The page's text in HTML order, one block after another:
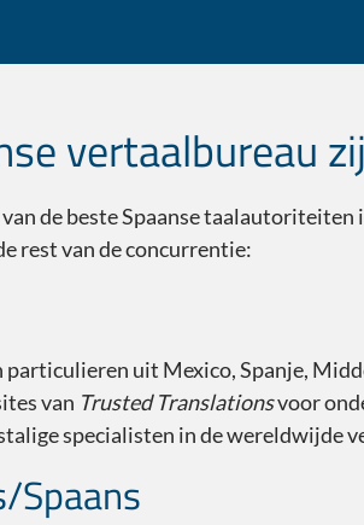
vertaalbureau
de beste Spaanse taalautoriteiten
rest van de concurrentie:
uit Mexico, Spanje,
van Trusted Translationsvoor
specialisten in de wereldwijde
Spaans